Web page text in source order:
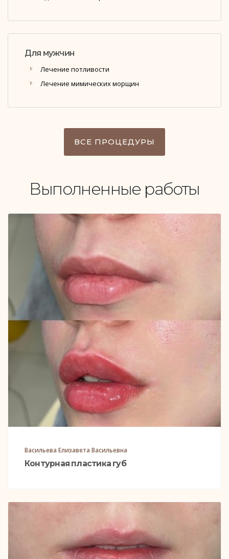
Для мужчин
Лечение потливости
Лечение мимических морщин
ВСЕ ПРОЦЕДУРЫ
Выполненные работы
Васильева Елизавета Васильевна
Контурная пластика губ